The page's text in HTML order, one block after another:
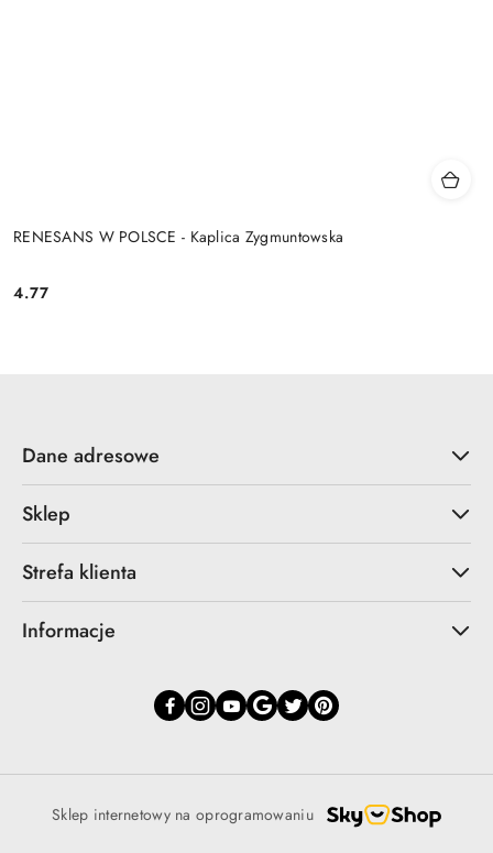
RENESANS W POLSCE - Kaplica Zygmuntowska
Cena:
4.77
Dane adresowe
Sklep
Strefa klienta
Informacje
Sklep internetowy na oprogramowaniu